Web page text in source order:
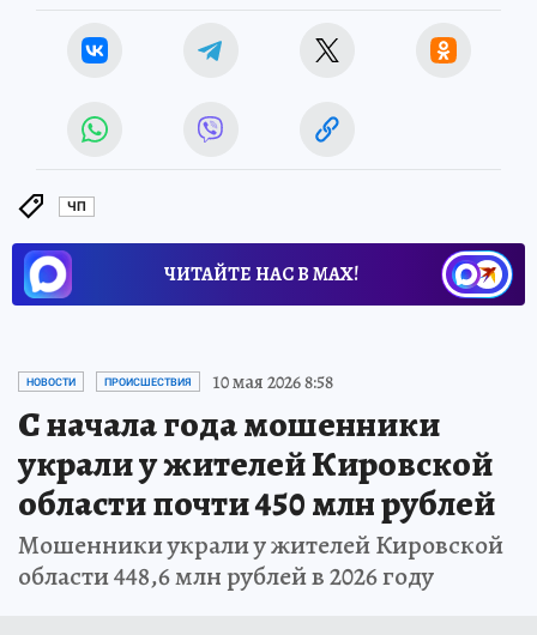
ЧП
ЧИТАЙТЕ НАС В МАХ!
НОВОСТИ ПРОИСШЕСТВИЯ 10 мая 2026 8:58
С начала года мошенники
украли у жителей Кировской
области почти 450 млн рублей
Мошенники украли у жителей Кировской
области 448,6 млн рублей в 2026 году